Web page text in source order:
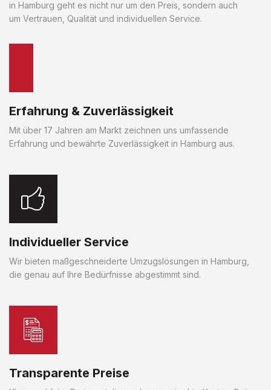
in Hamburg geht es nicht nur um den Preis, sondern auch
um Vertrauen, Qualität und individuellen Service.
Erfahrung & Zuverlässigkeit
Mit über 17 Jahren am Markt zeichnen uns umfassende
Erfahrung und bewährte Zuverlässigkeit in Hamburg aus.
Individueller Service
Wir bieten maßgeschneiderte Umzugslösungen in Hamburg,
die genau auf Ihre Bedürfnisse abgestimmt sind.
Transparente Preise